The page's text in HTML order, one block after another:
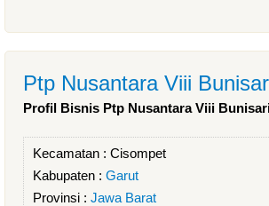
Ptp Nusantara Viii
Profil Bisnis Ptp Nusantara Viii
Kecamatan : Cisompet
Kabupaten : Garut
Provinsi : Jawa Barat